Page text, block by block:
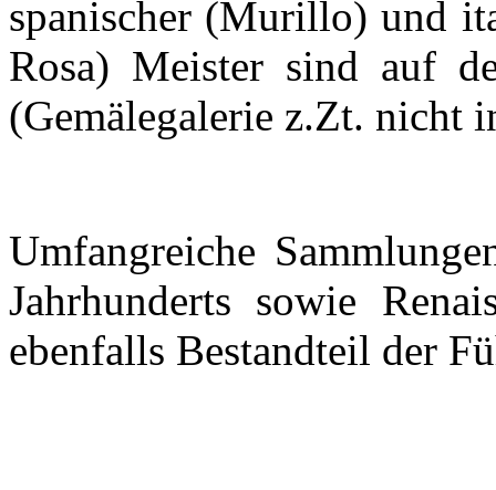
spanischer (Murillo) und
Rosa) Meister sind auf
(Gemälegalerie z.Zt. nicht
Umfangreiche
Jahrhunderts sowie
ebenfalls Bestandteil der